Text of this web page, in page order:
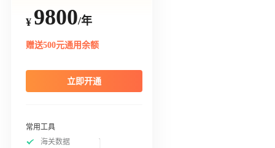
¥ 9800/年
赠送500元通用余额
立即开通
常用工具
海关数据